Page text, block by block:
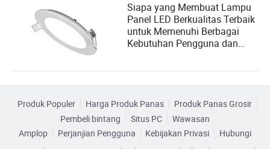
Siapa yang Membuat Lampu
Panel LED Berkualitas Terbaik
untuk Memenuhi Berbagai
Kebutuhan Pengguna dan
Produk Populer Harga Produk Panas
Produk Panas Grosir
Pembeli bintang
Situs PC
Wawasan
Amplop
Perjanjian Pengguna Kebijakan Privasi
Hubungi